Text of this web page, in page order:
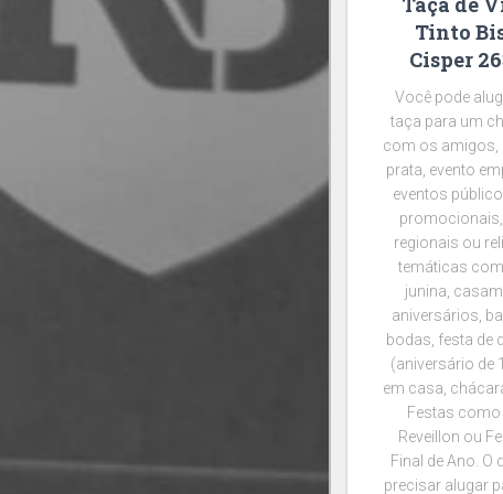
Tinto
Cisper
Você pode
taça para um
com os amigos,
prata, evento
eventos
regionais ou
temáticas
junina,
aniversários,
bodas, festa de
(aniversário de
em casa,
Festas como
Reveillon ou
Final de Ano. O
precisar alugar